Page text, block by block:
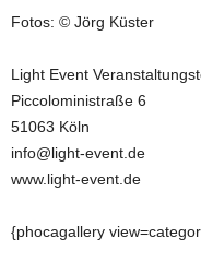
Fotos: © Jörg Küster
Light Event
Piccoloministraße 6
51063 Köln
info@light-event.de
www.light-event.de
{phocagallery